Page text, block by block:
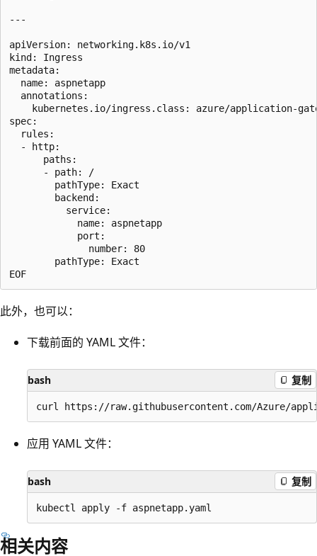
---
apiVersion: networking.k8s.io/v1
kind: Ingress
metadata:
  name: aspnetapp
  annotations:
kubernetes.io/ingress.class: azure/application-
spec:
  rules:
  - http:
      paths:
      - path: /
        pathType: Exact
        backend:
          service:
            name: aspnetapp
            port:
              number: 80
        pathType: Exact
此外，也可以：
下载前面的 YAML 文件：
bash 复制
应用 YAML 文件：
bash 复制
相关内容